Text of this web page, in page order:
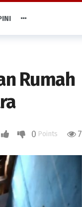
Rumah
0 Points 7